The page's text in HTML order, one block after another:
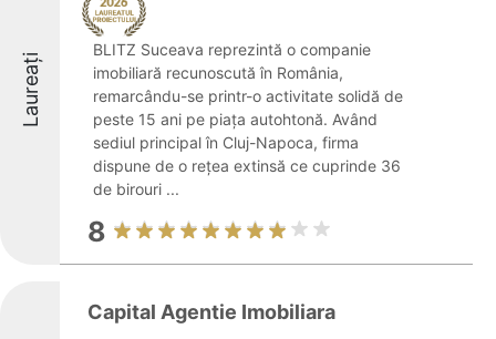
Laureați
BLITZ Suceava reprezintă o companie
imobiliară recunoscută în România,
remarcându-se printr-o activitate solidă de
peste 15 ani pe piața autohtonă. Având
sediul principal în Cluj-Napoca, firma
dispune de o rețea extinsă ce cuprinde 36
de birouri ...
8
Capital Agentie Imobiliara